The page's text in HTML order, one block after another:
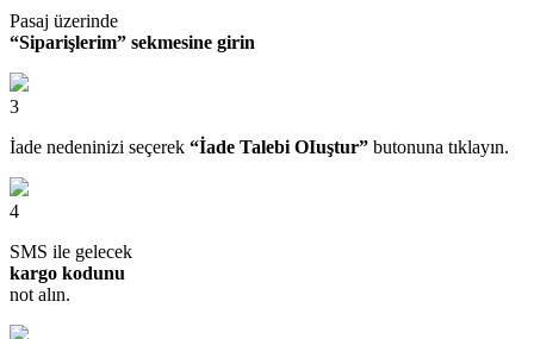
Pasaj üzerinde
“Siparişlerim” sekmesine girin
3
İade nedeninizi seçerek “İade Talebi OIuştur” butonuna tıklayın.
4
SMS ile gelecek
kargo kodunu
not alın.